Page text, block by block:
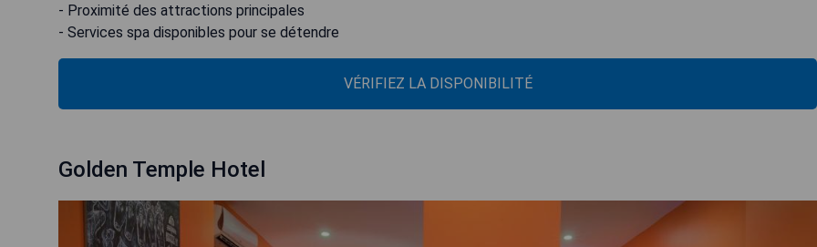
- Proximité des attractions principales
- Services spa disponibles pour se détendre
VÉRIFIEZ LA DISPONIBILITÉ
Golden Temple Hotel